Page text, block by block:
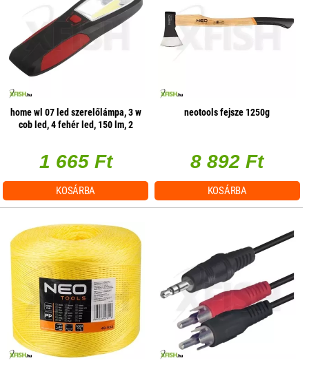
home wl 07 led szerelőlámpa, 3 w
cob led, 4 fehér led, 150 lm, 2
1 665 Ft
KOSÁRBA
neotools fejsze 1250g
8 892 Ft
KOSÁRBA